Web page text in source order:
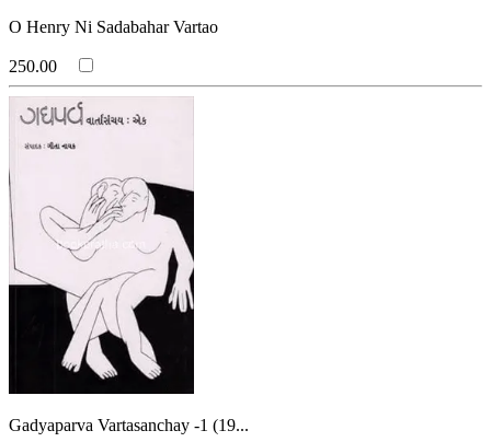
O Henry Ni Sadabahar Vartao
250.00
Gadyaparva Vartasanchay -1 (19...